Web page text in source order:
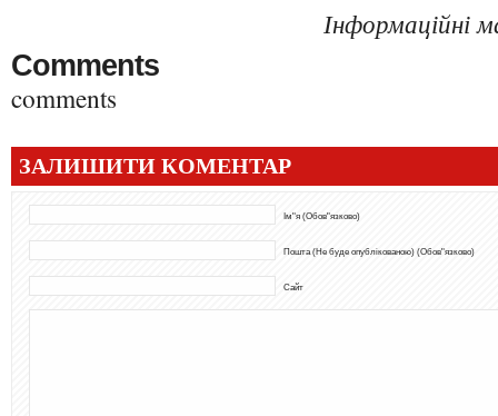
Інформаційні
Comments
comments
ЗАЛИШИТИ КОМЕНТАР
Ім"я (Обов"язково)
Пошта (Не буде опублікованою) (Обов"язково)
Сайт